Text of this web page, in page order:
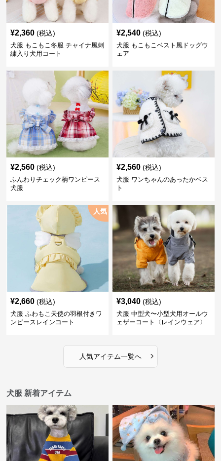
¥2,360 (税込)
犬服 もこもこ冬服 チャイナ風刺
繍入り犬用コート
¥2,540 (税込)
犬服 もこもこベスト風ドッグウ
ェア
¥2,560 (税込)
ふんわりチェック柄ワンピース
犬服
¥2,560 (税込)
犬服 ワンちゃんのあったかベス
ト
人気
¥2,660 (税込)
犬服 ふわもこ天使の羽根付きワ
ンピースレインコート
¥3,040 (税込)
犬服 中型犬〜小型犬用オールウ
ェザーコート〈レインウェア〉
人気アイテム一覧へ ›
犬服 新着アイテム